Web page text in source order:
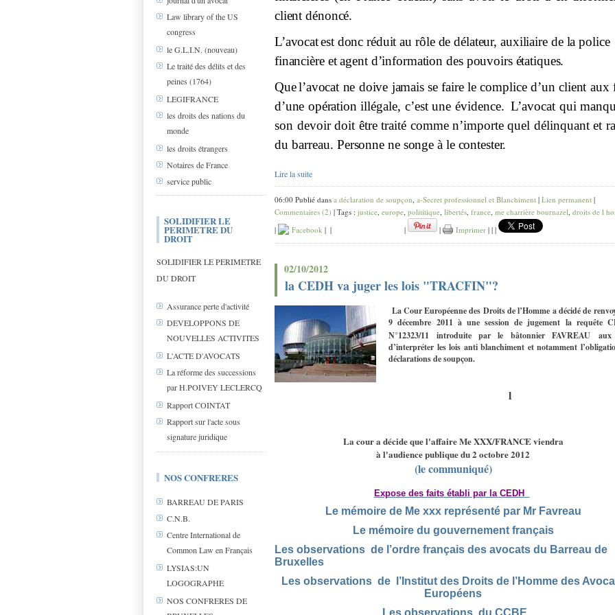
Law library of the US
congress
le G.L.I.N. (nouveau)
Le traité des délits et des
peines (1764)
LEGIFRANCE
les droits des nations du
monde
les droits étrangers
Notaires de France
service public
SOLIDIFIER LE
PERIMETRE DU
DROIT
SOLIDIFIER LE PERIMETRE
DU DROIT
Assurance perte d'activité
DEVELOPPONS DE
NOUVELLES ACTIVITES
L'ACTE D'AVOCATS
La réforme des successions
par H.POIVEY LECLERCQ
Rapport COINTAT
Rapport sur l'acte sous
signature juridique
NOS CONFRERES
BARREAU DE PARIS
C.N.B.
Centre International de
Common Law en Français
LYSIAS:UN
LOGOGRAPHE
NOS CONFRERES DE
client dénoncé.
L’avocatest donc réduit au rôle de délateur, auxiliaire de la police
financière et agent d’information des pouvoirs étatiques.
Quel’avocat ne doive jamais se faire lecompliced’un client aux
d’une opération illégale, c’est une évidence. L’avocat qui
son devoir doit être traité comme n’importequel délinquant et
du barreau. Personne ne songe à le contester.
Lire la suite
06:00 Publié dans a déclaration de soupçon, a-Secret professionnel et Blanchiment | Lien permanent |
Commentaires (2) | Tags : justice, europe, polititique, libertés, france, me charrière bournazel, droits de l
|
Facebook | | | | Imprimer | | |
02/10/2012
la CEDH va juger les lois "TRACFIN"?
La Cour Européenne des Droits de l’Homme a décidé de
9 décembre 2011 à une session de jugement la requête
N°12323/11 introduite par le bâtonnier FAVREAU
d’interpréter les lois anti blanchiment et notamment
déclarations de soupçon.
l
La cour a décide que l'affaire Me XXX/FRANCE viendra
à l'audience publique du 2 octobre 2012
(le communiqué)
Expose des faitsétabli par la CEDH
Le mémoire de Me xxx représenté par Mr Favreau
Le mémoire du gouvernement français
Les observations de l’ordre français des avocats du Barreau de
Bruxelles
Les observations de l’Institut des Droits de l’Homme des
Européens
Les observations du CCBE